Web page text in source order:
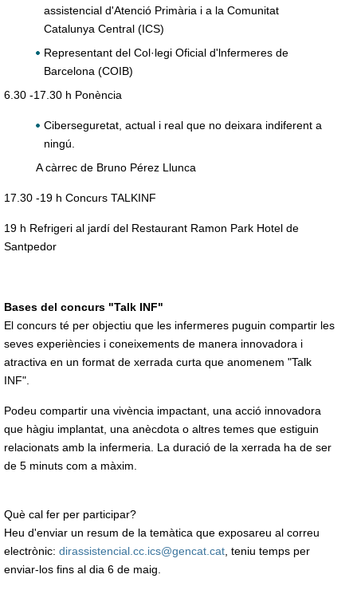
assisten­cial d'Atenció Primària i a la Comunitat
Catalunya Central (ICS)
Representant del Col·legi Oficial d'lnfermeres de
Barcelona (COIB)
6.30 -17.30 h Ponència
Ciberseguretat, actual i real que no deixara indiferent a
ningú.
A càrrec de Bruno Pérez Llunca
17.30 -19 h Concurs TALKINF
19 h Refrigeri al jardí del Restaurant Ramon Park Hotel de
Santpedor
Bases del concurs "Talk INF"
El concurs té per objectiu que les infermeres puguin compartir les
seves experiències i coneixe­ments de manera innovadora i
atractiva en un format de xerrada curta que anomenem "Talk
INF".
Podeu compartir una vivència impactant, una acció innovadora
que hàgiu implantat, una anècdota o altres temes que estiguin
relacionats amb la infermeria. La duració de la xerrada ha de ser
de 5 minuts com a màxim.
Què cal fer per participar?
Heu d'enviar un resum de la temàtica que exposareu al correu
electrònic: dirassistencial.cc.ics@gencat.cat, teniu temps per
enviar-los fins al dia 6 de maig.